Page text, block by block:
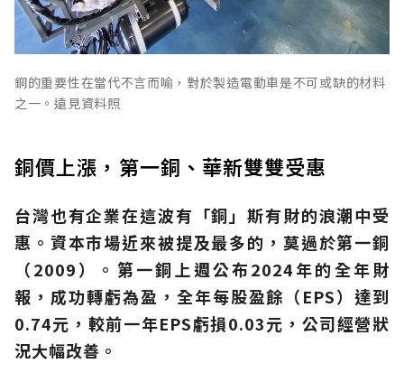
銅的重要性在當代不言而喻，對於製造電動車是不可或缺的材料
之一。遠見資料照
銅價上漲，第一銅、華新雙雙受惠
台灣也有企業在這波有「銅」斯有財的浪潮中受
惠。資本市場近來被提及最多的，莫過於第一銅
（2009）。第一銅上週公布2024年的全年財
報，成功轉虧為盈，全年每股盈餘（EPS）達到
0.74元，較前一年EPS虧損0.03元，公司經營狀
況大幅改善。